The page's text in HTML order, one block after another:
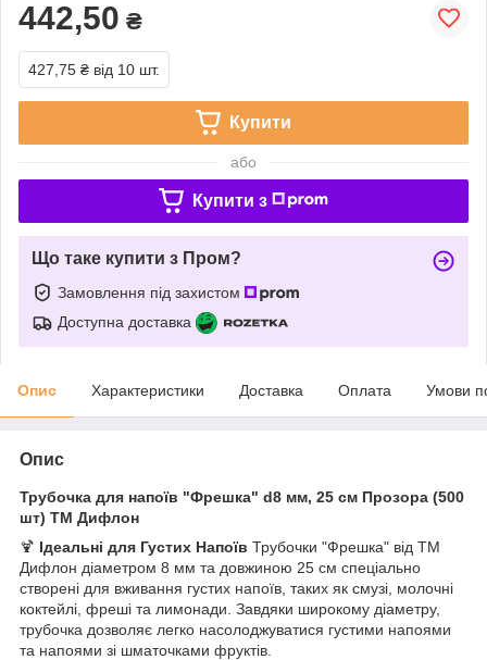
442,50 ₴
427,75 ₴ від 10 шт.
Купити
або
Купити з
Що таке купити з Пром?
Замовлення під захистом
Доступна доставка
Опис Характеристики Доставка Оплата Умови
Опис
Трубочка для напоїв "Фрешка" d8 мм, 25 см Прозора (500
шт) ТМ Дифлон
🍹 Ідеальні для Густих Напоїв Трубочки "Фрешка" від ТМ
Дифлон діаметром 8 мм та довжиною 25 см спеціально
створені для вживання густих напоїв, таких як смузі, молочні
коктейлі, фреші та лимонади. Завдяки широкому діаметру,
трубочка дозволяє легко насолоджуватися густими напоями
та напоями зі шматочками фруктів.